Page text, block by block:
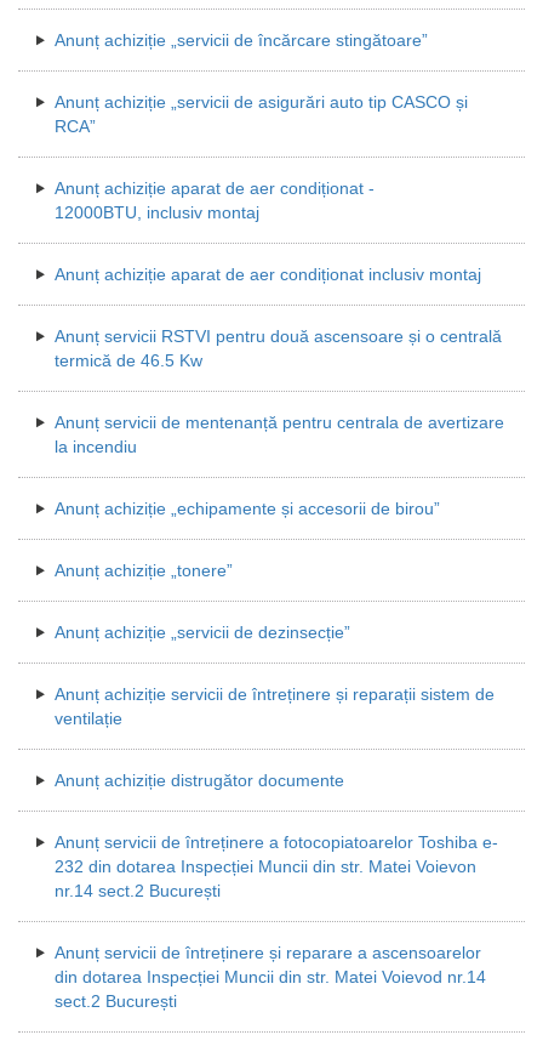
Anunț achiziție „servicii de încărcare stingătoare”
Anunț achiziție „servicii de asigurări auto tip CASCO și
RCA”
Anunț achiziție aparat de aer condiționat -
12000BTU, inclusiv montaj
Anunț achiziție aparat de aer condiționat inclusiv montaj
Anunț servicii RSTVI pentru două ascensoare și o centrală
termică de 46.5 Kw
Anunț servicii de mentenanță pentru centrala de avertizare
la incendiu
Anunț achiziție „echipamente și accesorii de birou”
Anunț achiziție „tonere”
Anunț achiziție „servicii de dezinsecție”
Anunț achiziție servicii de întreținere și reparații sistem de
ventilație
Anunț achiziție distrugător documente
Anunț servicii de întreținere a fotocopiatoarelor Toshiba e-
232 din dotarea Inspecției Muncii din str. Matei Voievon
nr.14 sect.2 București
Anunț servicii de întreținere și reparare a ascensoarelor
din dotarea Inspecției Muncii din str. Matei Voievod nr.14
sect.2 București